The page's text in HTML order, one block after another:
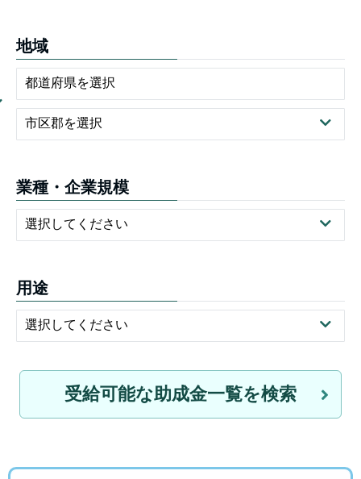
地域
業種・企業規模
用途
受給可能な助成金一覧を検索